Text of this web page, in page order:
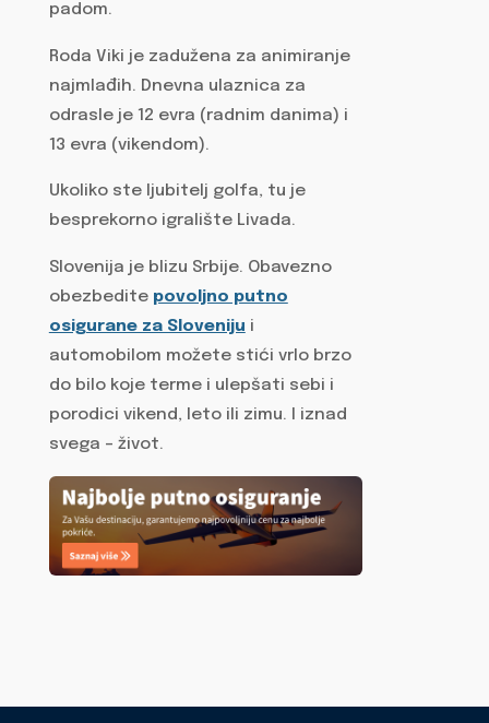
padom.
Roda Viki je zadužena za animiranje
najmlađih. Dnevna ulaznica za
odrasle je 12 evra (radnim danima) i
13 evra (vikendom).
Ukoliko ste ljubitelj golfa, tu je
besprekorno igralište Livada.
Slovenija je blizu Srbije. Obavezno
obezbedite povoljno putno
osigurane za Sloveniju i
automobilom možete stići vrlo brzo
do bilo koje terme i ulepšati sebi i
porodici vikend, leto ili zimu. I iznad
svega – život.